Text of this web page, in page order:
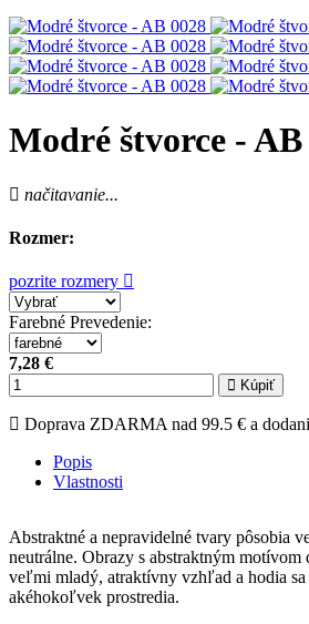
Modré štvorce - AB
načitavanie...
Rozmer:
pozrite rozmery
Farebné Prevedenie:
7,28 €
Kúpiť
Doprava ZDARMA nad 99.5 € a
Popis
Vlastnosti
Abstraktné a nepravidelné tvary pôsobia
neutrálne. Obrazy s abstraktným
veľmi mladý, atraktívny vzhľad a hodia
akéhokoľvek prostredia.